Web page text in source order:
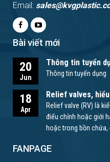
Email:
Bài viết mới
20
Jun
Thông tin tuyển
Thông tin tuyển dụng
18
Apr
Relief valves,
Relief valve (RV) là
điểu chỉnh hoặc giới
hoặc trong bồn
FANPAGE